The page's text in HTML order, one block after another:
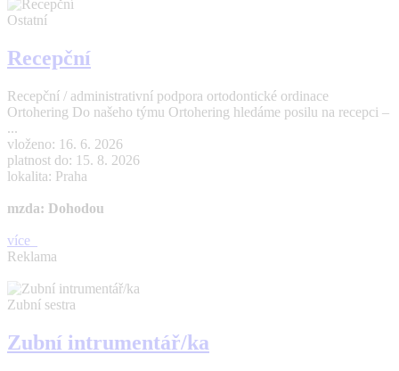
Ostatní
Recepční
Recepční / administrativní podpora ortodontické ordinace
Ortohering Do našeho týmu Ortohering hledáme posilu na recepci –
...
vloženo: 16. 6. 2026
platnost do: 15. 8. 2026
lokalita: Praha
mzda: Dohodou
více
Reklama
Zubní sestra
Zubní intrumentář/ka